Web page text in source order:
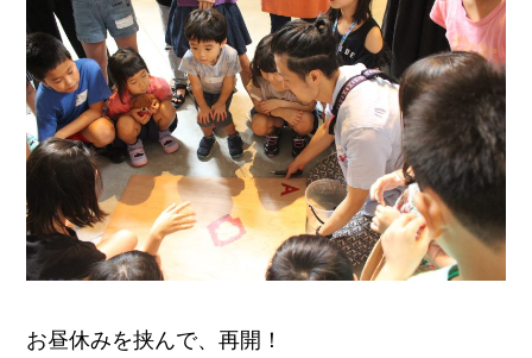
お昼休みを挟んで、再開！